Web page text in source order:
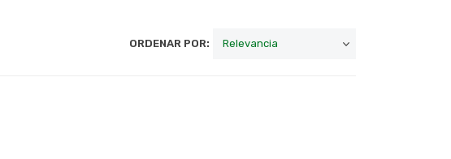
ORDENAR POR: